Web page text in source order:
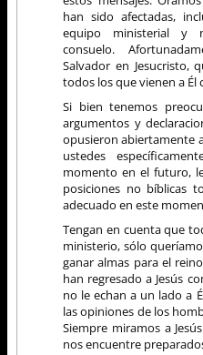
han sido afectadas,
equipo ministerial y
consuelo.
Salvador en Jesucristo,
todos los que vienen a
Si bien tenemos
argumentos y
opusieron abiertamente
ustedes
momento en el futuro,
posiciones no bíblicas
adecuado en este
Tengan en cuenta que
ministerio, sólo
ganar almas para el
han regresado a Jesús
no le echan a un lado a
las opiniones de los
Siempre miramos a
nos encuentre